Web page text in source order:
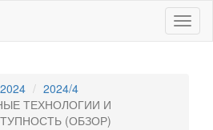
2024
2024/4
ТЕХНОЛОГИИ И
(ОБЗОР)